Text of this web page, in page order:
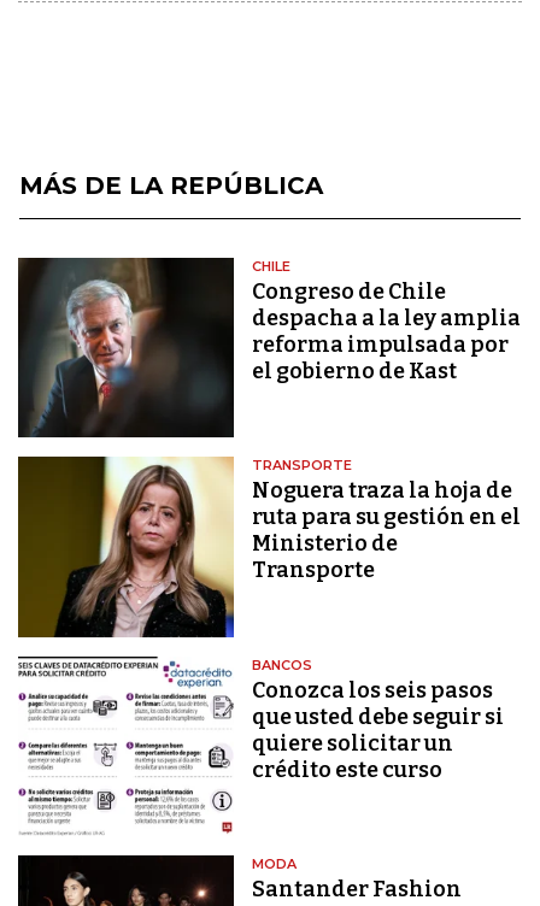
MÁS DE LA REPÚBLICA
CHILE
Congreso de Chile
despacha a la ley amplia
reforma impulsada por
el gobierno de Kast
TRANSPORTE
Noguera traza la hoja de
ruta para su gestión en el
Ministerio de
Transporte
BANCOS
Conozca los seis pasos
que usted debe seguir si
quiere solicitar un
crédito este curso
MODA
Santander Fashion